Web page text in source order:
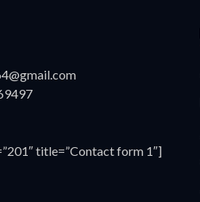
title=”Contact form 1″]